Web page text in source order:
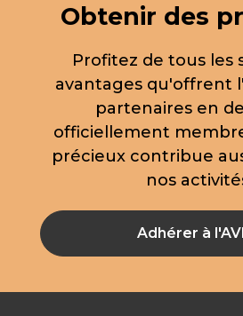
Obtenir des
Profitez de tous les
avantages qu'offrent
partenaires en
officiellement
précieux contribue
nos
Adhérer à